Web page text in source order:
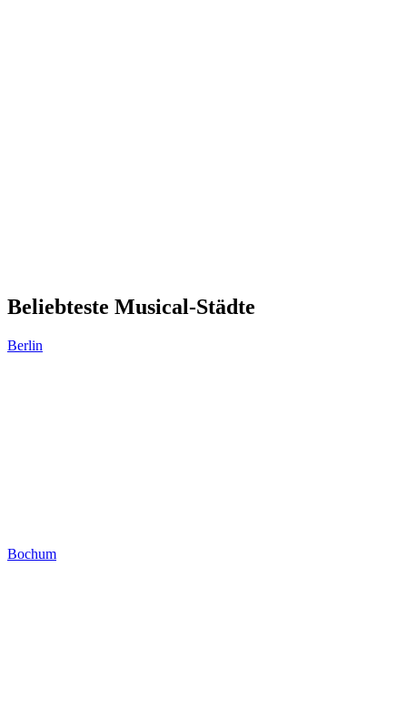
Beliebteste Musical-Städte
Berlin
Bochum